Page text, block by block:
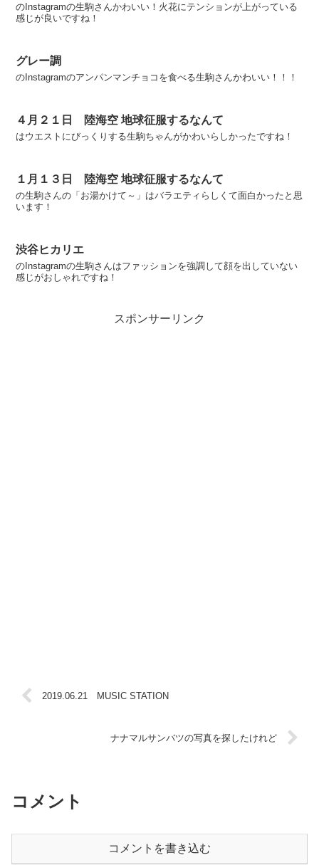
のInstagramの生駒さんかわいい！火花にテンションが上がっている
感じが良いですね！
グレー調
のInstagramのアンパンマンチョコを食べる生駒さんかわいい！！！
４月２１日 陸海空 地球征服するなんて
はウエストにびっくりする生駒ちゃんがかわいらしかったですね！
１月１３日 陸海空 地球征服するなんて
の生駒さんの「お湯かけて～」はバラエティらしくて面白かったと思
います！
渋谷ヒカリエ
のInstagramの生駒さんはファッションを強調して顔を出していない
感じがおしゃれですね！
スポンサーリンク
2019.06.21 MUSIC STATION
ナナマルサンバツの写真を探したけれど
コメント
コメントを書き込む